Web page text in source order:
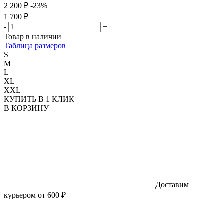
2 200 ₽ -23%
1 700 ₽
-
+
Товар в наличии
Таблица размеров
S
M
L
XL
XXL
КУПИТЬ В 1 КЛИК
В КОРЗИНУ
Доставим
курьером от 600 ₽